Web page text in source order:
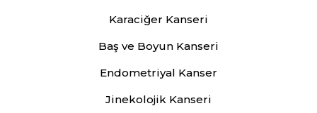
Karaciğer Kanseri
Baş ve Boyun Kanseri
Endometriyal Kanser
Jinekolojik Kanseri